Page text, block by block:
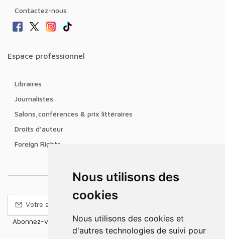
Nous utilisons des
cookies
Nous utilisons des cookies et
d'autres technologies de suivi pour
Contactez-nous
Espace professionnel
Libraires
Journalistes
Salons,conférences & prix littéraires
Droits d'auteur
Foreign Rights
Abonnez-vous à notre Newsletter pour recevoir nos nouvelles
offres,